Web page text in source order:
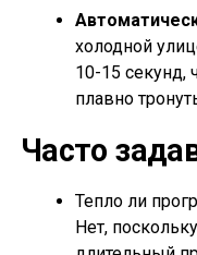
холодной
10-15 секунд,
плавно
Часто
Тепло ли
Нет,